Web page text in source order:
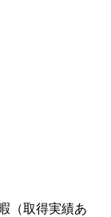
（取得実績あ